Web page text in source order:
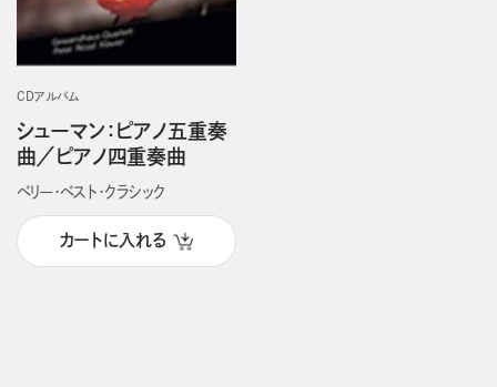
CDアルバム
シューマン：ピアノ五重奏
曲／ピアノ四重奏曲
ベリー・ベスト・クラシック
カートに入れる